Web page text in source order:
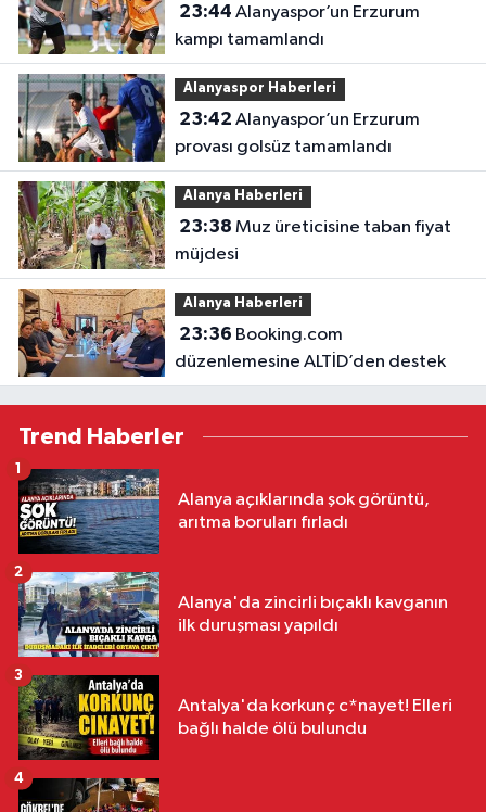
23:44
kampı tamamlandı
Alanyaspor Haberleri
23:42
provası golsüz tamamlandı
Alanya Haberleri
23:38
müjdesi
Alanya Haberleri
23:36
düzenlemesine ALTİD’den destek
Trend Haberler
Alanya açıklarında şok görüntü,
arıtma boruları fırladı
1
Alanya'da zincirli bıçaklı kavganın
ilk duruşması yapıldı
2
Antalya'da korkunç c*nayet! Elleri
bağlı halde ölü bulundu
3
4